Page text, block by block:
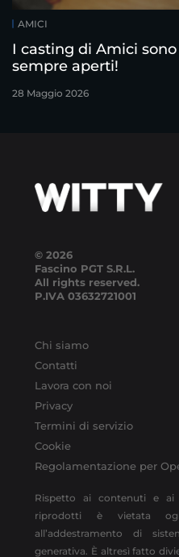
AMICI
I casting di Amici sono
sempre aperti!
28 Maggio 2026
© 2026
Fascino PGT S.R.L.
All rights reserved.
P.IVA 03632721001
Chi siamo
Contatti
Lavora con noi
Privacy
Termini di servizio
Cookie
Regolamentazione per
Rispetto ai contenuti e ai
riprodotti è vietata
all’addestramento di
generativa. È altresì fatto